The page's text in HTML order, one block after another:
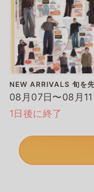
NEW ARRIVALS 旬を
08月07日〜08月
1日後に終了